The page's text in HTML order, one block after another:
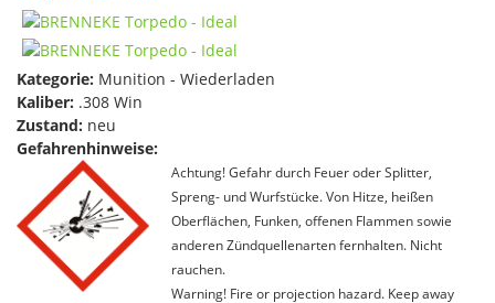
Kategorie: Munition - Wiederladen
Kaliber: .308 Win
Zustand: neu
Gefahrenhinweise:
Achtung! Gefahr durch Feuer oder Splitter,
Spreng- und Wurfstücke. Von Hitze, heißen
Oberflächen, Funken, offenen Flammen sowie
anderen Zündquellenarten fernhalten. Nicht
rauchen.
Warning! Fire or projection hazard. Keep away